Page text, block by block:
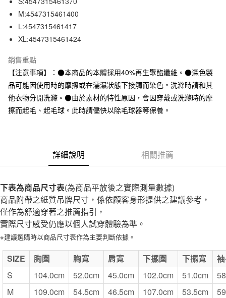
匯豐（台灣）商業銀行
聯邦商業銀行
元大商業銀行
玉山商業銀行
台灣樂天信用卡公司
街口支付
悠遊付
全家取貨付款
每筆NT$65，滿NT$1,000(含以上)免運費
付款後全家取貨
每筆NT$65，滿NT$1,000(含以上)免運費
每筆NT$65，滿NT$1,000(含以上)免運費
付款後7-11取貨
宅配
每筆NT$150，滿NT$2,000(含以上)免運費
無印良品門市自取
M:4547315461400
L:4547315461417
XL:4547315461424
銷售重點
【注意事項】：●本商品的本體採用40%再生聚酯纖維。●深色製
品可能因使用時的摩擦或在濡濕狀態下接觸而染色。洗滌時請和其
他衣物分開洗滌。●由於素材的特性原因，會因穿戴或洗滌時的摩
擦而起毛、起毛球。此時請儘快以除毛球器等保養。
詳細說明 相關推薦
下表為商品尺寸表(為商品平放後之實際測量數據)
商品附帶之紙質吊牌尺寸，係依顧客身形提供之建議參考，
僅作為舒適穿著之推薦指引，
實際尺寸感受仍應以個人試穿體驗為準。
※建議選購時以商品尺寸表作為主要判斷依據。
SIZE 胸圍 胸寬 肩寬 下擺圍 下擺寬
S
104.0cm 52.0cm 45.0cm 102.0cm 51.0cm
M
109.0cm 54.5cm 46.5cm 107.0cm 53.5cm